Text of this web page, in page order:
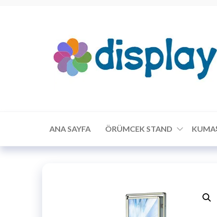
ANA SAYFA ÖRÜMCEK STAND